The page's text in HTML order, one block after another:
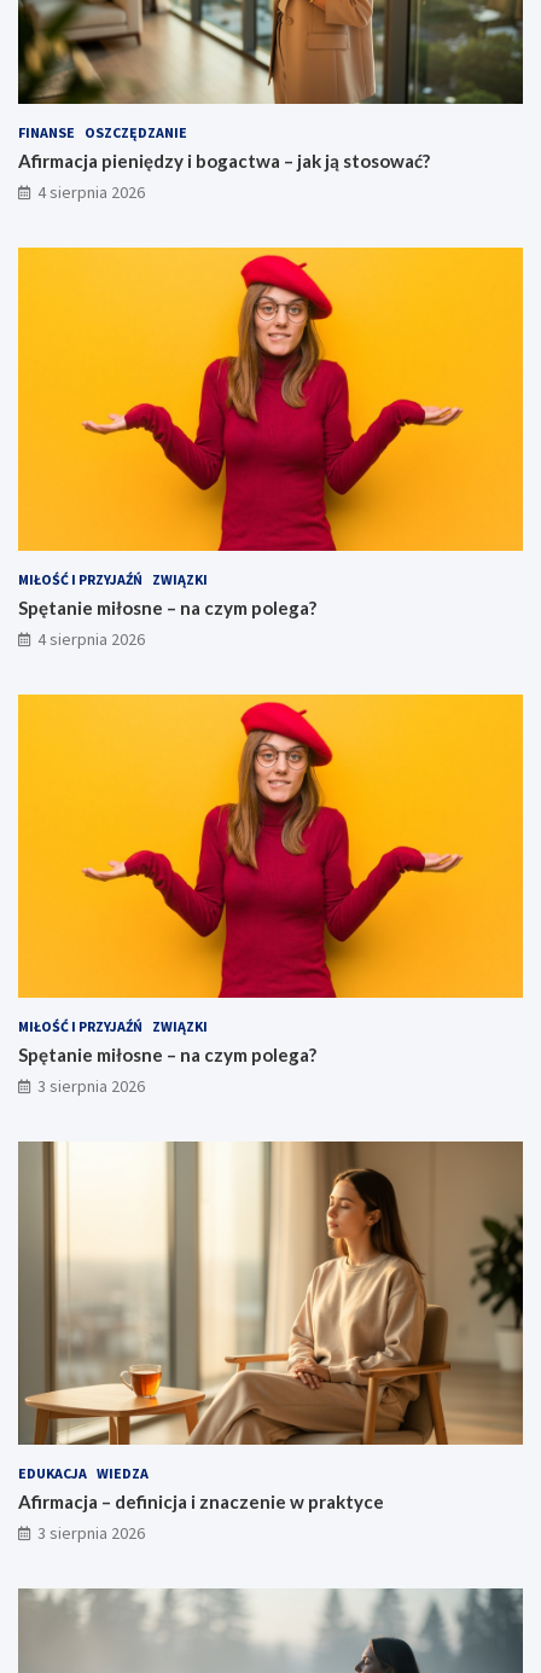
FINANSE OSZCZĘDZANIE
Afirmacja pieniędzy i bogactwa – jak ją stosować?
4 sierpnia 2026
MIŁOŚĆ I PRZYJAŹŃ ZWIĄZKI
Spętanie miłosne – na czym polega?
4 sierpnia 2026
MIŁOŚĆ I PRZYJAŹŃ ZWIĄZKI
Spętanie miłosne – na czym polega?
3 sierpnia 2026
EDUKACJA WIEDZA
Afirmacja – definicja i znaczenie w praktyce
3 sierpnia 2026